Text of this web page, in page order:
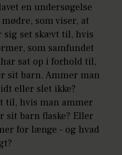
en undersøgelse
som viser, at
sig set skævt til, hvis
som samfundet
sat op i forhold til,
sit barn. Ammer man
eller slet ikke?
til, hvis man ammer
barn flaske? Eller
for længe - og hvad